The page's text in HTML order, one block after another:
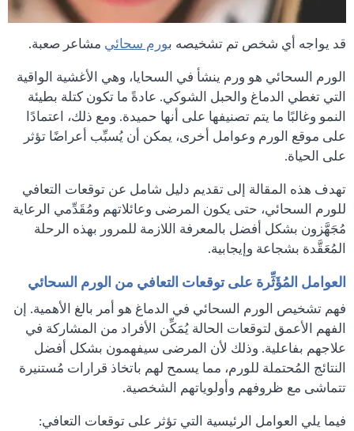
قد يواجه أي شخص تم تشخيصه بورم سحائي مشاعر صعبة.
الورم السحائي هو ورم ينشأ في السحايا، وهي الأغشية الواقية
التي تغطي الدماغ والحبل الشوكي. عادةً ما تكون كتلة بطيئة
النمو وغالبًا ما يتم تصنيفها على أنها حميدة. ومع ذلك، اعتمادًا
على موقع الورم وعوامل أخرى، يمكن أن يُسبِّب أعراضًا تؤثر
على الحياة.
تهدف هذه المقالة إلى تقديم دليل شامل عن توقعات التعافي
للورم السحائي، حتى يكون المرضى وعائلاتهم ومُقَدِّمي الرعاية
مُجَهَّزون بشكل أفضل بالمعرفة اللازمة للمرور بهذه الرحلة
المُعَقَّدة بشجاعة وإيجابية.
العوامل المُؤَثِّرة على توقعات التعافي من الورم السحائي
فهم تشخيص الورم السحائي في الدماغ هو أمر بالغ الأهمية. إن
الفهم الأعمق لتوقعات الحالة يُمَكِّن الأفراد من المشاركة في
علاجهم بفاعلية. وذلك لأن المرضى سيفهمون بشكل أفضل
النتائج المُحتملة للورم، مما يسمح لهم باتخاذ قرارات مُستنيرة
تتماشى مع ظروفهم وأولوياتهم الشخصية.
فيما يلي العوامل الرئيسية التي تؤثر على توقعات التعافي: